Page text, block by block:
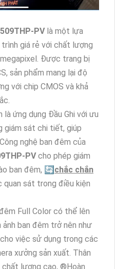
PV là một lựa
giá rẻ với chất lượng
Được trang bị
sản phẩm mang lại độ
với chip CMOS và khả
ứng dụng Đầu Ghi với ưu
giám sát chi tiết, giúp
nghệ ban đêm của
PVcho phép giám
ban đêm, 🔄 chắc chắn
sát trong điều kiện
Full Color có thể lên
ban đêm trở nên như
việc sử dụng trong các
xưởng sản xuất. Thân
lượng cao, ®️ Hoàn